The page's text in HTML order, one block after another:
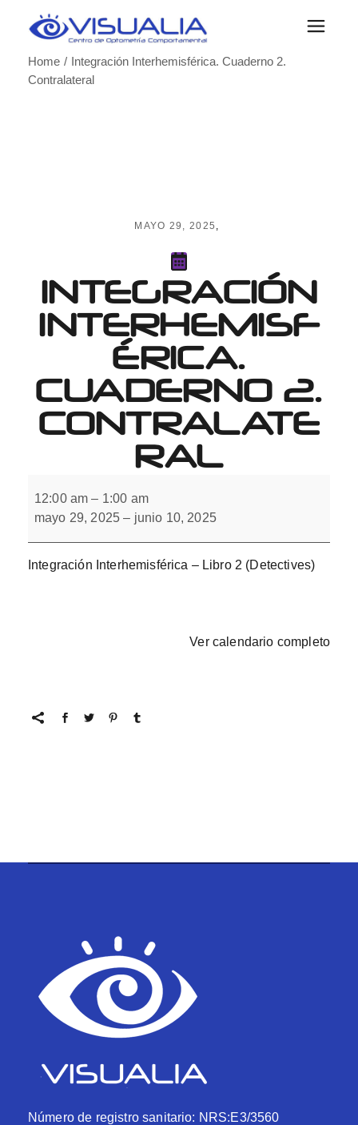
Home
Integración Interhemisférica. Cuaderno 2.
Contralateral
MAYO 29, 2025
INTEGRACIÓN
INTERHEMISF
ÉRICA.
CUADERNO 2.
CONTRALATE
RAL
Interhemisférica.
Cuaderno
2.
12:00 am – 1:00 am
mayo 29, 2025 – junio 10, 2025
Integración Interhemisférica – Libro 2 (Detectives)
Ver calendario completo
Número de registro sanitario: NRS:E3/3560